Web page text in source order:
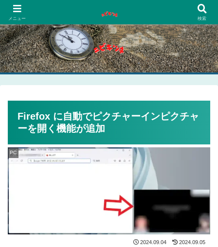
Firefox に自動でピクチャーインピクチャ
ーを開く機能が追加
PC
2024.09.04 2024.09.05
メニュー 検索